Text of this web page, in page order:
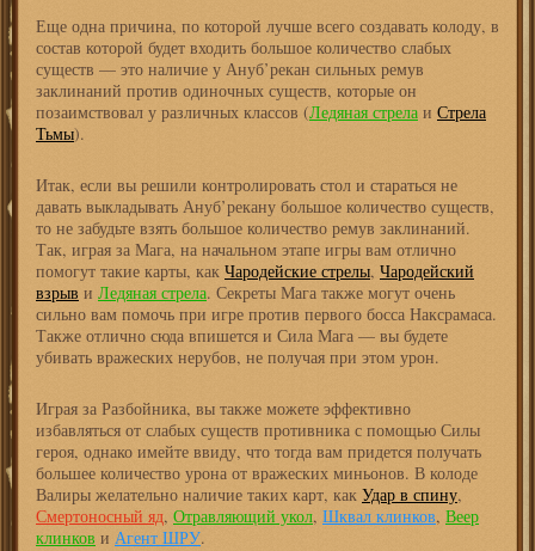
Еще одна причина, по которой лучше всего создавать колоду, в
состав которой будет входить большое количество слабых
существ — это наличие у Ануб’рекан сильных ремув
заклинаний против одиночных существ, которые он
позаимствовал у различных классов (Ледяная стрела и Стрела
Тьмы).
Итак, если вы решили контролировать стол и стараться не
давать выкладывать Ануб’рекану большое количество существ,
то не забудьте взять большое количество ремув заклинаний.
Так, играя за Мага, на начальном этапе игры вам отлично
помогут такие карты, как Чародейские стрелы, Чародейский
взрыв и Ледяная стрела. Секреты Мага также могут очень
сильно вам помочь при игре против первого босса Наксрамаса.
Также отлично сюда впишется и Сила Мага — вы будете
убивать вражеских нерубов, не получая при этом урон.
Играя за Разбойника, вы также можете эффективно
избавляться от слабых существ противника с помощью Силы
героя, однако имейте ввиду, что тогда вам придется получать
большее количество урона от вражеских миньонов. В колоде
Валиры желательно наличие таких карт, как Удар в спину,
Смертоносный яд, Отравляющий укол, Шквал клинков, Веер
клинков и Агент ШРУ.